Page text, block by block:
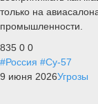
только на
промышленности.
835 0 0
#Россия #Су-57
9 июня 2026Угрозы